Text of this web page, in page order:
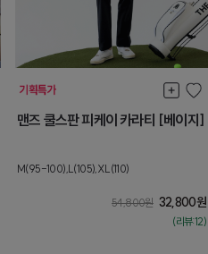
맨즈 쿨스판 피케이 카라티 [베이지]
M(95-100),L(105),XL(110)
54,800원 32,800원
(리뷰:12)